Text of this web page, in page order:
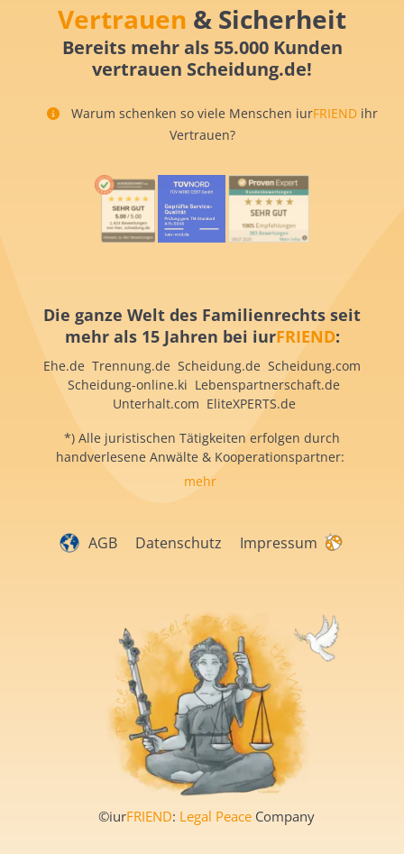
Vertrauen & Sicherheit
Bereits mehr als 55.000 Kunden
vertrauen Scheidung.de!
Warum schenken so viele Menschen iurFRIEND ihr
Vertrauen?
Die ganze Welt des Familienrechts seit
mehr als 15 Jahren bei iurFRIEND:
Ehe.de Trennung.de Scheidung.de Scheidung.com
Scheidung-online.ki Lebenspartnerschaft.de
Unterhalt.com EliteXPERTS.de
*) Alle juristischen Tätigkeiten erfolgen durch
handverlesene Anwälte & Kooperationspartner:
mehr
AGB Datenschutz Impressum
©iurFRIEND: Legal Peace Company